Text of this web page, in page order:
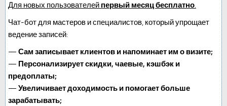
Для новых пользователей первый месяц бесплатно.
Чат-бот для мастеров и специалистов, который упрощает
ведение записей:
— Сам записывает клиентов и напоминает им о визите;
— Персонализирует скидки, чаевые, кэшбэк и
предоплаты;
— Увеличивает доходимость и помогает больше
зарабатывать;